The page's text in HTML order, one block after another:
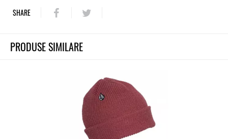
SHARE
PRODUSE SIMILARE